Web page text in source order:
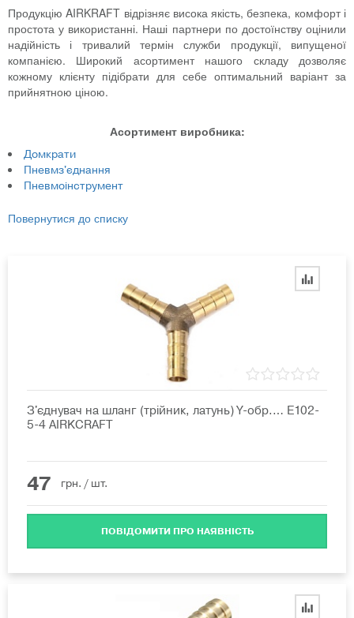
Продукцію AIRKRAFT відрізняє висока якість, безпека, комфорт і
простота у використанні. Наші партнери по достоїнству оцінили
надійність і тривалий термін служби продукції, випущеної
компанією. Широкий асортимент нашого складу дозволяє
кожному клієнту підібрати для себе оптимальний варіант за
прийнятною ціною.
Асортимент виробника:
Домкрати
Пневмз'єднання
Пневмоінструмент
Повернутися до списку
З'єднувач на шланг (трійник, латунь) Y-обр.… E102-
5-4 AIRKCRAFT
47 грн. / шт.
ПОВІДОМИТИ ПРО НАЯВНІСТЬ